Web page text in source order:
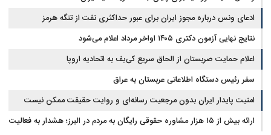
ادعای ونس درباره مجوز ایران برای عبور حداکثری نفت از تنگه هرمز
نتایج نهایی آزمون دکتری ۱۴۰۵ اواخر مرداد اعلام می‌شود
اعلام حمایت صربستان از الحاق سریع کی‌یف به اتحادیه اروپا
سفر رئیس دستگاه اطلاعاتی عربستان به عراق
امنیت پایدار ایران بدون مرجعیت رسانه‌ای و روایت حقیقت ممکن نیست
ارائه بیش از ۱۵ هزار مشاوره حقوقی رایگان به مردم در البرز؛ هشدار به فعالیت